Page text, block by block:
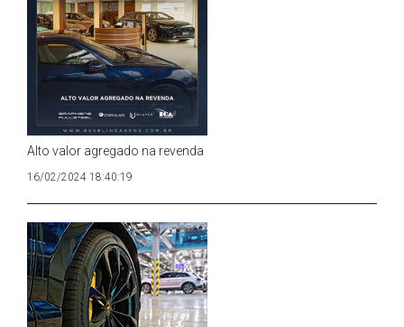
Alto valor agregado na revenda
16/02/2024 18:40:19